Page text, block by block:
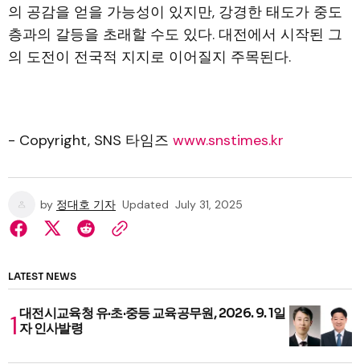
의 공감을 얻을 가능성이 있지만, 강경한 태도가 중도
층과의 갈등을 초래할 수도 있다. 대전에서 시작된 그
의 도전이 전국적 지지로 이어질지 주목된다.
- Copyright, SNS 타임즈 www.snstimes.kr
by 정대호 기자 Updated July 31, 2025
LATEST NEWS
대전시교육청 유·초·중등 교육공무원, 2026. 9. 1일
자 인사발령